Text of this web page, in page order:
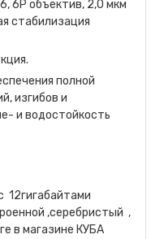
6P объектив, 2,0 мкм
стабилизация
полной
изгибов и
и водостойкость
12гигабайтами
,серебристый ,
в магазине КУБА